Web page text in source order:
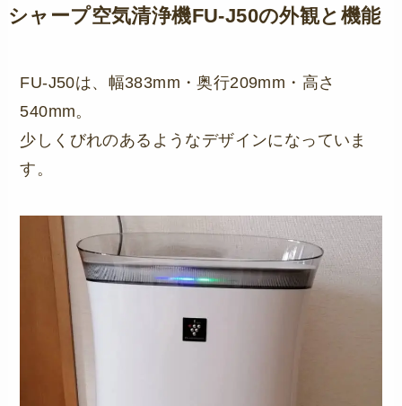
シャープ空気清浄機FU-J50の外観と機能
FU-J50は、幅383mm・奥行209mm・高さ
540mm。
少しくびれのあるようなデザインになっていま
す。